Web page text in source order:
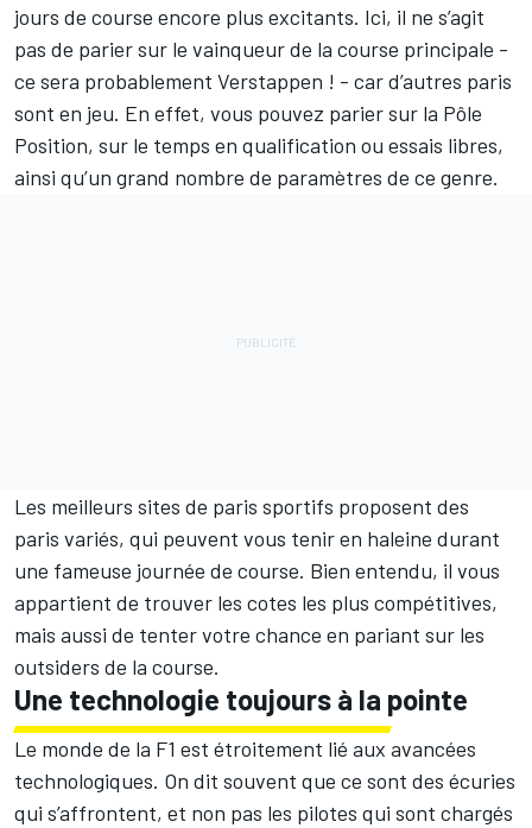
jours de course encore plus excitants. Ici, il ne s’agit
pas de parier sur le vainqueur de la course principale -
ce sera probablement Verstappen ! - car d’autres paris
sont en jeu. En effet, vous pouvez parier sur la Pôle
Position, sur le temps en qualification ou essais libres,
ainsi qu’un grand nombre de paramètres de ce genre.
Les meilleurs sites de paris sportifs proposent des
paris variés, qui peuvent vous tenir en haleine durant
une fameuse journée de course. Bien entendu, il vous
appartient de trouver les cotes les plus compétitives,
mais aussi de tenter votre chance en pariant sur les
outsiders de la course.
Une technologie toujours à la pointe
Le monde de la F1 est étroitement lié aux avancées
technologiques. On dit souvent que ce sont des écuries
qui s’affrontent, et non pas les pilotes qui sont chargés